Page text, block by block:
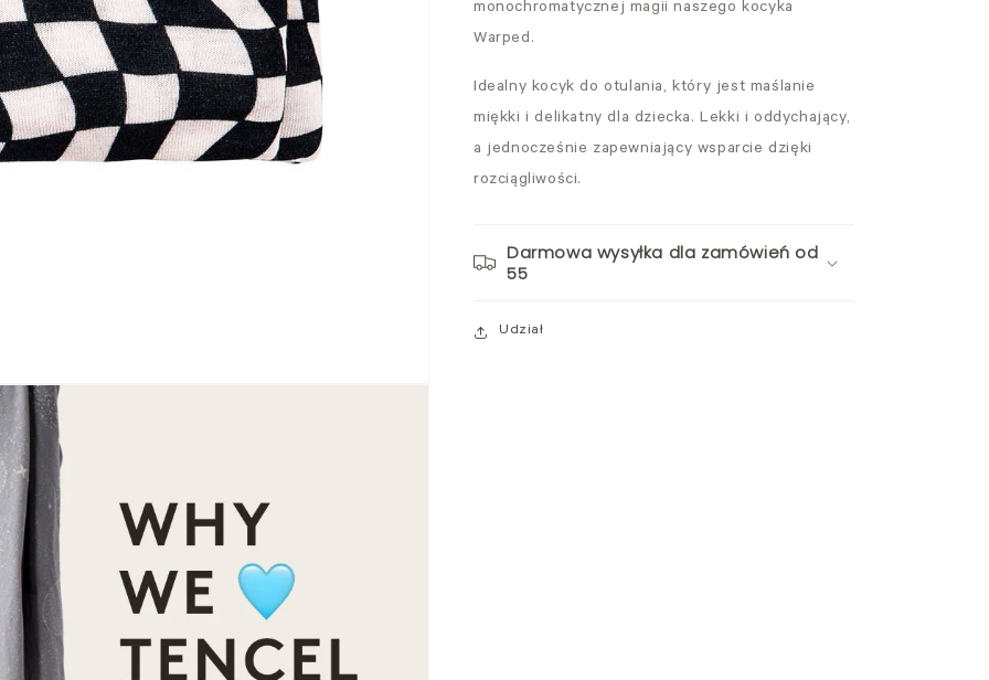
monochromatycznej magii naszego kocyka
Warped.
Idealny kocyk do otulania, który jest maślanie
miękki i delikatny dla dziecka. Lekki i oddychający,
a jednocześnie zapewniający wsparcie dzięki
rozciągliwości.
Darmowa wysyłka dla zamówień od
55
Udział